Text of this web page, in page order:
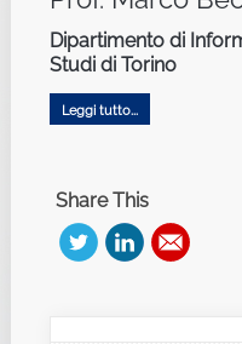
Dipartimento di
Studi di Torino
Leggi tutto...
Share This